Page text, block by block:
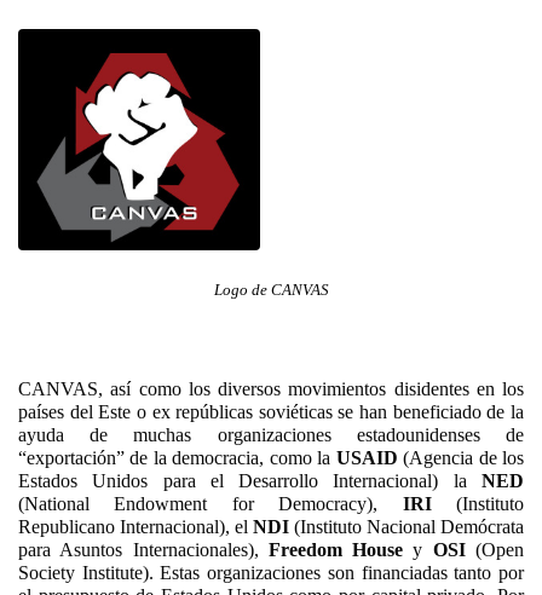
Logo de CANVAS
CANVAS, así como los diversos movimientos disidentes en los
países del Este o ex repúblicas soviéticas se han beneficiado de la
ayuda de muchas organizaciones estadounidenses de
“exportación” de la democracia, como la USAID (Agencia de los
Estados Unidos para el Desarrollo Internacional) la NED
(National Endowment for Democracy), IRI(Instituto
Republicano Internacional), el NDI (Instituto Nacional Demócrata
para Asuntos Internacionales), Freedom House y OSI(Open
Society Institute). Estas organizaciones son financiadas tanto por